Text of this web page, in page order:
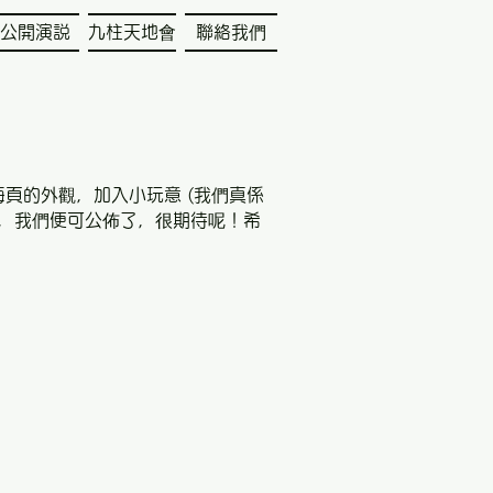
公開演説 九柱天地會 聯絡我們
的外觀，加入小玩意 (我們真係
我們便可公佈了，很期待呢！希